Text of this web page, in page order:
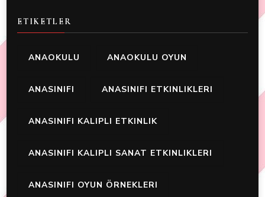
ETIKETLER
ANAOKULU ANAOKULU OYUN
ANASINIFI ANASINIFI ETKINLIKLERI
ANASINIFI KALIPLI ETKINLIK
ANASINIFI KALIPLI SANAT ETKINLIKLERI
ANASINIFI OYUN ÖRNEKLERI